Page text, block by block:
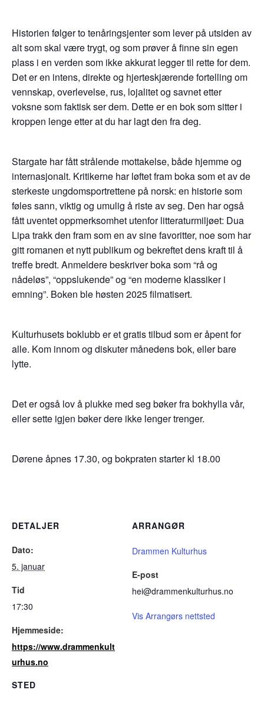
Historien følger to tenåringsjenter som lever på utsiden av
alt som skal være trygt, og som prøver å finne sin egen
plass i en verden som ikke akkurat legger til rette for dem.
Det er en intens, direkte og hjerteskjærende fortelling om
vennskap, overlevelse, rus, lojalitet og savnet etter
voksne som faktisk ser dem. Dette er en bok som sitter i
kroppen lenge etter at du har lagt den fra deg.
Stargate har fått strålende mottakelse, både hjemme og
internasjonalt. Kritikerne har løftet fram boka som et av de
sterkeste ungdomsportrettene på norsk: en historie som
føles sann, viktig og umulig å riste av seg. Den har også
fått uventet oppmerksomhet utenfor litteraturmiljøet: Dua
Lipa trakk den fram som en av sine favoritter, noe som har
gitt romanen et nytt publikum og bekreftet dens kraft til å
treffe bredt. Anmeldere beskriver boka som “rå og
nådeløs”, “oppslukende” og “en moderne klassiker i
emning”. Boken ble høsten 2025 filmatisert.
Kulturhusets boklubb er et gratis tilbud som er åpent for
alle. Kom innom og diskuter månedens bok, eller bare
lytte.
Det er også lov å plukke med seg bøker fra bokhylla vår,
eller sette igjen bøker dere ikke lenger trenger.
Dørene åpnes 17.30, og bokpraten starter kl 18.00
DETALJER
Dato:
5. januar
Tid
17:30
Hjemmeside:
https://www.drammenkult
urhus.no
STED
ARRANGØR
Drammen Kulturhus
E-post
hei@drammenkulturhus.no
Vis Arrangørs nettsted